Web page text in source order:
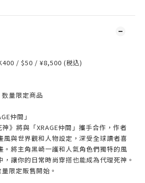
/ $50 / ¥8,500 (税込)
量限定商品
仲間」
》將與「XRAGE仲間」攜手合作，作者
風與世界觀和人物設定，深受全球讀者喜
。將主角黑崎一護和人氣角色們獨特的風
，讓你的日常時尚穿搭也能成為代理死神。
限定販售開始。